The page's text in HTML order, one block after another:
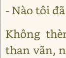
- Nào tôi
Không
than vãn,